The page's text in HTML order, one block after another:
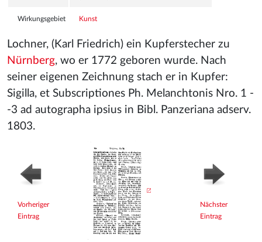
Wirkungsgebiet Kunst
Lochner, (Karl Friedrich) ein Kupferstecher zu
Nürnberg, wo er 1772 geboren wurde. Nach
seiner eigenen Zeichnung stach er in Kupfer:
Sigilla, et Subscriptiones Ph. Melanchtonis Nro. 1 -
-3 ad autographa ipsius in Bibl. Panzeriana adserv.
1803.
Vorheriger
Eintrag
Nächster
Eintrag